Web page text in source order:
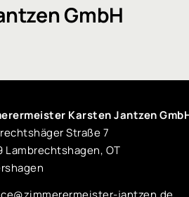
GmbH
Karsten Jantzen
Straße 7
Lambrechtshagen, OT